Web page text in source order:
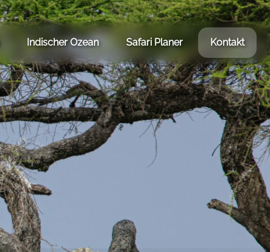
Indischer Ozean Safari Planer Kontakt